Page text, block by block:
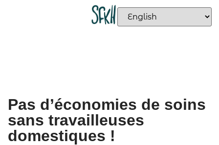
Pas d’économies de soins
sans travailleuses
domestiques !